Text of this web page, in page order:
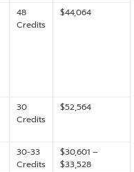
48
Credits
$44,064
30
Credits
$52,564
30-33
Credits
$30,601 –
$33,528